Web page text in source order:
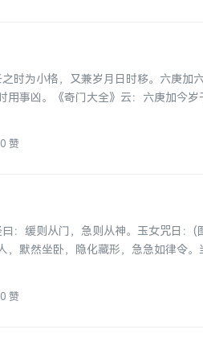
时为小格，又兼岁月日时移。六庚
事凶。《奇门大全》云：六庚加今岁
0 赞
：缓则从门，急则从神。玉女咒日
默然坐卧，隐化藏形，急急如律令。
0 赞